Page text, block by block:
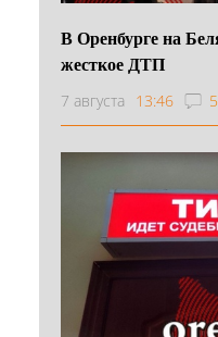
В Оренбурге на
жесткое ДТП
7 августа 13:46 5